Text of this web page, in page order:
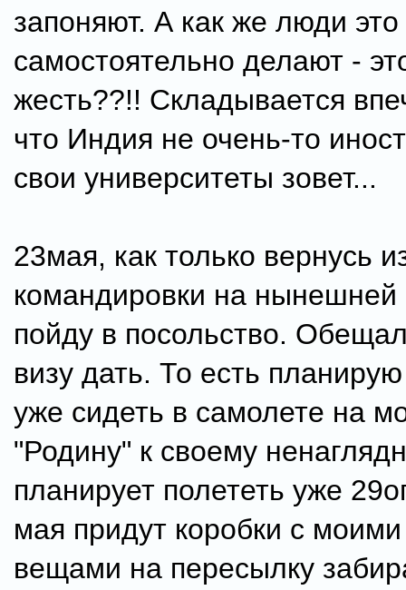
запоняют. А как же люди это
самостоятельно делают -
жесть??!! Складывается
что Индия не очень-то
свои университеты зовет...
23мая, как только вернусь
командировки на нынешней
пойду в посольство.
визу дать. То есть
уже сидеть в самолете на
"Родину" к своему
планирует полететь уже
мая придут коробки с
вещами на пересылку